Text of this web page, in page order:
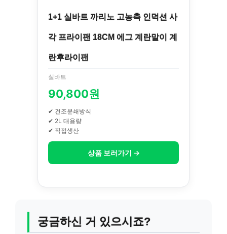
1+1 실바트 까리노 고농축 인덕션 사
각 프라이팬 18CM 에그 계란말이 계
란후라이팬
실바트
90,800원
✔ 건조분쇄방식
✔ 2L 대용량
✔ 직접생산
상품 보러가기 →
궁금하신 거 있으시죠?